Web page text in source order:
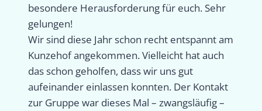
besondere Herausforderung für euch. Sehr
gelungen!
Wir sind diese Jahr schon recht entspannt am
Kunzehof angekommen. Vielleicht hat auch
das schon geholfen, dass wir uns gut
aufeinander einlassen konnten. Der Kontakt
zur Gruppe war dieses Mal – zwangsläufig –